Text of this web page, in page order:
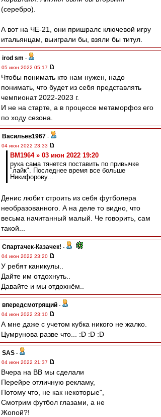
(серебро).
А вот на ЧЕ-21, они пришралс ключевой игру
итальянцам, выиграли бы, взяли бы титул.
irod sm -
05 июн 2022 05:17
Чтобы понимать кто нам нужен, надо
понимать, что будет из себя представлять
чемпионат 2022-2023 г.
И не на старте, а в процессе метаморфоз его
по ходу сезона.
Васильев1967 -
04 июн 2022 23:33
BM1964 » 03 июн 2022 19:20
рука сама тянется поставить по привычке
"лайк". Последнее время все больше
Никифорову...
Денис любит строить из себя футболера
необразованного. А на деле то видно, что
весьма начитанный малый. Че говорить, сам
такой...
Спартачек-Казачек! -
04 июн 2022 23:20
У ребят каникулы..
Дайте им отдохнуть..
Давайте и мы отдохнём..
впередсмотрящий -
04 июн 2022 23:10
А мне даже с учетом кубка никого не жалко.
Цумрунова разве что... :D :D :D
SAS -
04 июн 2022 21:37
Вчера на ВВ мы сделали
Перейре отличную рекламу,
Потому что, не как некоторые",
Смотрим футбол глазами, а не
Жопой?!